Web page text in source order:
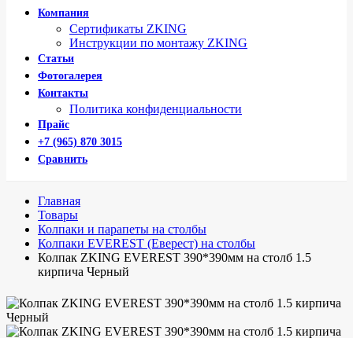
Компания
Сертификаты ZKING
Инструкции по монтажу ZKING
Статьи
Фотогалерея
Контакты
Политика конфиденциальности
Прайс
+7 (965) 870 3015
Сравнить
Главная
Товары
Колпаки и парапеты на столбы
Колпаки EVEREST (Еверест) на столбы
Колпак ZKING EVEREST 390*390мм на столб 1.5
кирпича Черный